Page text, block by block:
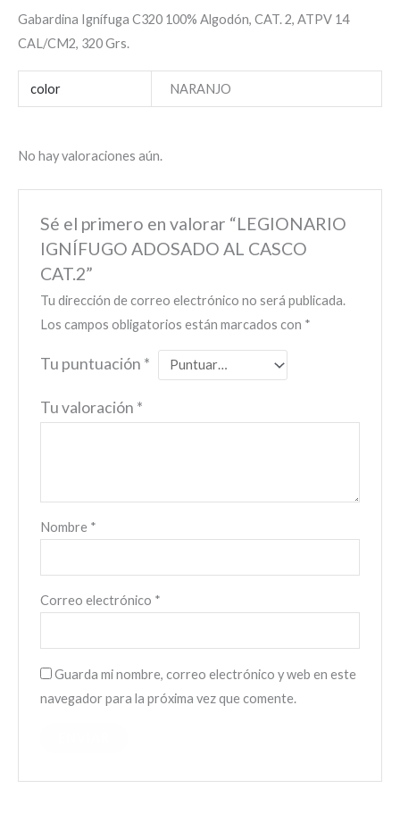
Gabardina Ignífuga C320 100% Algodón, CAT. 2, ATPV 14
CAL/CM2, 320 Grs.
color NARANJO
No hay valoraciones aún.
Sé el primero en valorar “LEGIONARIO
IGNÍFUGO ADOSADO AL CASCO
CAT.2”
Tu dirección de correo electrónico no será publicada.
Los campos obligatorios están marcados con *
Tu puntuación *
Tu valoración *
Nombre *
Correo electrónico *
Guarda mi nombre, correo electrónico y web en este
navegador para la próxima vez que comente.